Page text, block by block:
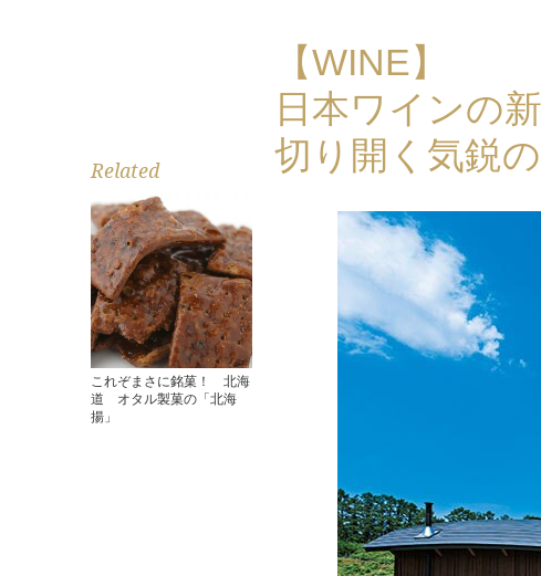
Related
これぞまさに銘菓！ 北海
道 オタル製菓の「北海
揚」
【WINE】
日本ワインの
切り開く気鋭